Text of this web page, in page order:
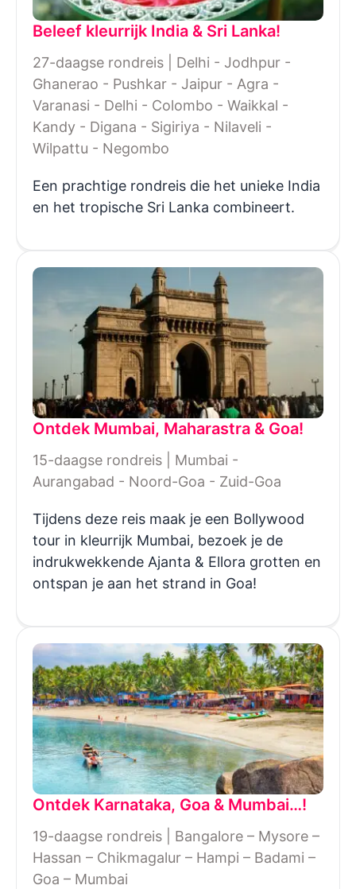
Beleef kleurrijk India & Sri Lanka!
27-daagse rondreis | Delhi - Jodhpur -
Ghanerao - Pushkar - Jaipur - Agra -
Varanasi - Delhi - Colombo - Waikkal -
Kandy - Digana - Sigiriya - Nilaveli -
Wilpattu - Negombo
Een prachtige rondreis die het unieke India
en het tropische Sri Lanka combineert.
Ontdek Mumbai, Maharastra & Goa!
15-daagse rondreis | Mumbai -
Aurangabad - Noord-Goa - Zuid-Goa
Tijdens deze reis maak je een Bollywood
tour in kleurrijk Mumbai, bezoek je de
indrukwekkende Ajanta & Ellora grotten en
ontspan je aan het strand in Goa!
Ontdek Karnataka, Goa & Mumbai…!
19-daagse rondreis | Bangalore – Mysore –
Hassan – Chikmagalur – Hampi – Badami –
Goa – Mumbai